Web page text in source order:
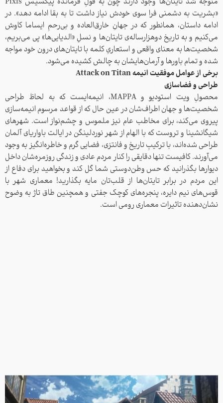
«بشریت به دشمنی فرا سوی خودش نیاز داشت تا به بقا ادامه دهد». در
ادامه داستان، همانطور که در جهانِ خارق‌العاده‌ و بی‌رحمِ ایساما کاوش
می‌کنیم و به تاریخ دوهزارساله‌ی تایتان‌ها و نسلِ «الدیایی‌ها» پی می‌بریم،
شخصیت‌ها به معنای واقعی و استعاریِ کلمه با تایتان‌های درون خود مواجه
شده و تمام باورها و آرمان‌هایشان به چالش کشیده می‌شود.
برخی از عوامل موفقیت انیمه Attack on Titan
طراحی و فضاسازی
محصولِ ویت استودیو و MAPPA، انیمه‌ایست که به لحاظ طراحی
شخصیت‌ها و جهان اطراف‌شان در عین حال که از قواعد مرسوم انیمه‌سازی
پیروی می‌کند، برای مخاطب عام نیز ملموس و چشم‌نواز است. شهرهای
شیگانشینا و تروست که با الهام از شهر نوردلینگن در ایالت باواریای آلمان
طراحی شده‌اند، با ترکیبِ تاریخ و فانتزی، فضایی گرم و خاطره‌انگیز به وجود
می‌آورند. کافیست تنها دقایقی را کنار مردم عادی و زندگی‌ روزمره‌شان داخل
دیوارها بگذرانید که حس وطن‌دوستی شما گل کند و بخواهید برای دفاع از
این مردم در برابر تایتان‌ها از قلب‌تان مایه بگذارید! معماری شهر با
قوس‌های نیم دایره، پنجره‌های کوچک جفتی و همچنین طاق تاژ به وضوح
نشان‌دهنده تاثیرات معماری رومی است.